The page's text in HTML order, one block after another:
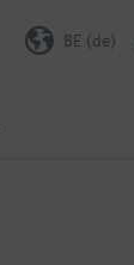
BE (de)